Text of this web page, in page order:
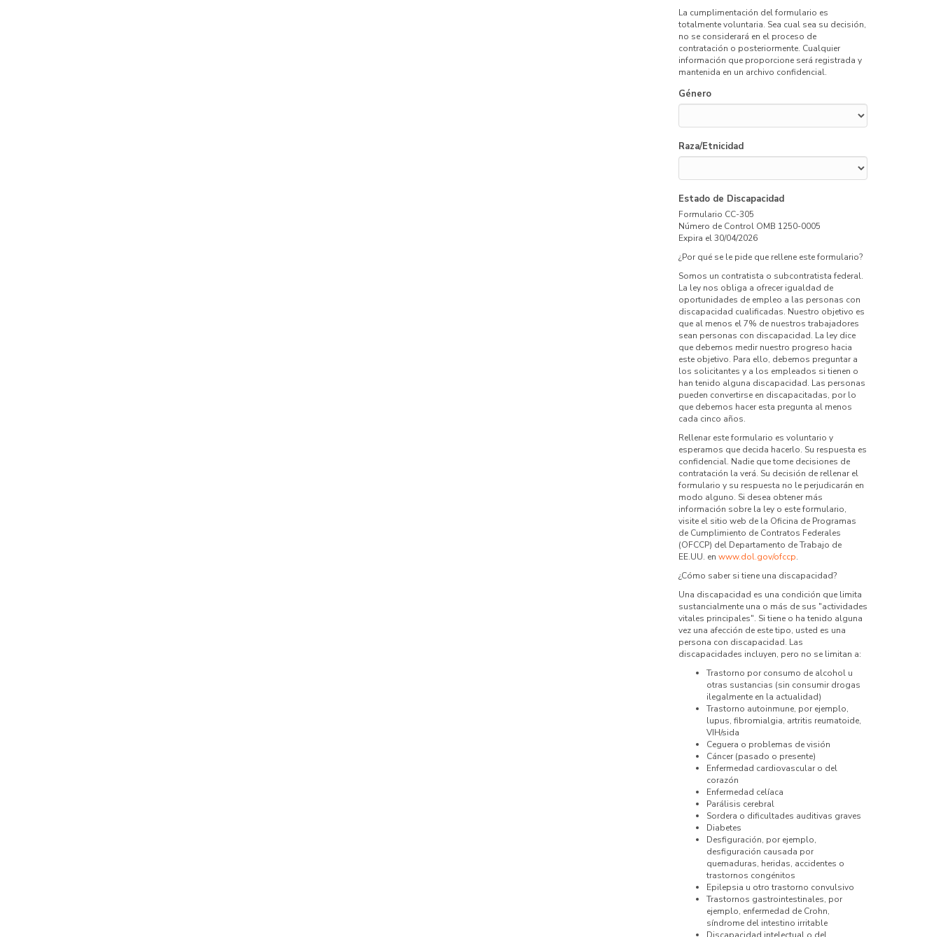
La cumplimentación del formulario es
totalmente voluntaria. Sea cual sea su decisión,
no se considerará en el proceso de
contratación o posteriormente. Cualquier
información que proporcione será registrada y
mantenida en un archivo confidencial.
Género
Raza/Etnicidad
Estado de Discapacidad
Formulario CC-305
Número de Control OMB 1250-0005
Expira el 30/04/2026
¿Por qué se le pide que rellene este formulario?
Somos un contratista o subcontratista federal.
La ley nos obliga a ofrecer igualdad de
oportunidades de empleo a las personas con
discapacidad cualificadas. Nuestro objetivo es
que al menos el 7% de nuestros trabajadores
sean personas con discapacidad. La ley dice
que debemos medir nuestro progreso hacia
este objetivo. Para ello, debemos preguntar a
los solicitantes y a los empleados si tienen o
han tenido alguna discapacidad. Las personas
pueden convertirse en discapacitadas, por lo
que debemos hacer esta pregunta al menos
cada cinco años.
Rellenar este formulario es voluntario y
esperamos que decida hacerlo. Su respuesta es
confidencial. Nadie que tome decisiones de
contratación la verá. Su decisión de rellenar el
formulario y su respuesta no le perjudicarán en
modo alguno. Si desea obtener más
información sobre la ley o este formulario,
visite el sitio web de la Oficina de Programas
de Cumplimiento de Contratos Federales
(OFCCP) del Departamento de Trabajo de
EE.UU. en www.dol.gov/ofccp.
¿Cómo saber si tiene una discapacidad?
Una discapacidad es una condición que limita
sustancialmente una o más de sus "actividades
vitales principales". Si tiene o ha tenido alguna
vez una afección de este tipo, usted es una
persona con discapacidad. Las
discapacidades incluyen, pero no se limitan a:
Trastorno por consumo de alcohol u
otras sustancias (sin consumir drogas
ilegalmente en la actualidad)
Trastorno autoinmune, por ejemplo,
lupus, fibromialgia, artritis reumatoide,
VIH/sida
Ceguera o problemas de visión
Cáncer (pasado o presente)
Enfermedad cardiovascular o del
corazón
Enfermedad celíaca
Parálisis cerebral
Sordera o dificultades auditivas graves
Diabetes
Desfiguración, por ejemplo,
desfiguración causada por
quemaduras, heridas, accidentes o
trastornos congénitos
Epilepsia u otro trastorno convulsivo
Trastornos gastrointestinales, por
ejemplo, enfermedad de Crohn,
síndrome del intestino irritable